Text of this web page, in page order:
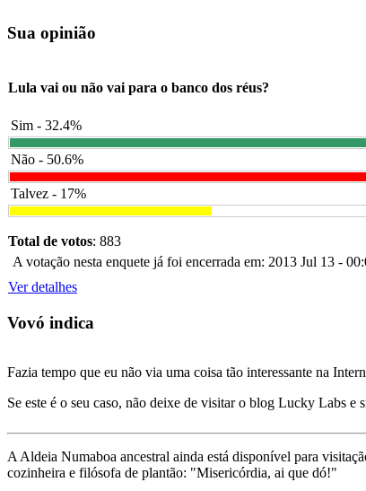
Sua opinião
Lula vai ou não vai para o banco dos réus?
Sim - 32.4%
Não - 50.6%
Talvez - 17%
Total de votos: 883
A votação nesta enquete já foi encerrada em: 2013 Jul 13 -
Ver detalhes
Vovó indica
Fazia tempo que eu não via uma coisa tão interessante na
Se este é o seu caso, não deixe de visitar o blog Lucky Labs e
A Aldeia Numaboa ancestral ainda está disponível para
cozinheira e filósofa de plantão: "Misericórdia, ai que dó!"